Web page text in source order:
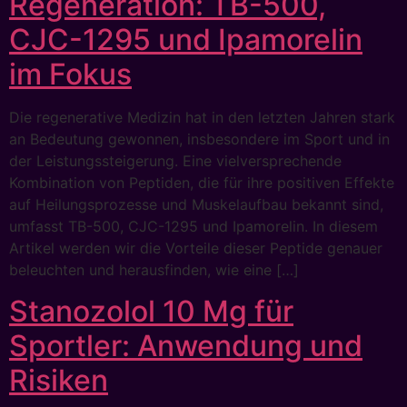
CJC-1295 und Ipamorelin
im Fokus
Die regenerative Medizin hat in den letzten Jahren stark
an Bedeutung gewonnen, insbesondere im Sport und in
der Leistungssteigerung. Eine vielversprechende
Kombination von Peptiden, die für ihre positiven Effekte
auf Heilungsprozesse und Muskelaufbau bekannt sind,
umfasst TB-500, CJC-1295 und Ipamorelin. In diesem
Artikel werden wir die Vorteile dieser Peptide genauer
beleuchten und herausfinden, wie eine […]
Stanozolol 10 Mg für
Sportler: Anwendung und
Risiken